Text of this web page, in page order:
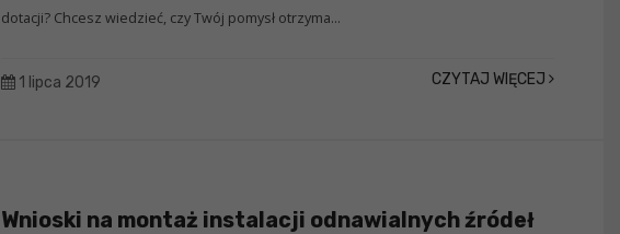
dotacji? Chcesz wiedzieć, czy Twój pomysł otrzyma...
1 lipca 2019 CZYTAJ WIĘCEJ
Wnioski na montaż instalacji odnawialnych źródeł